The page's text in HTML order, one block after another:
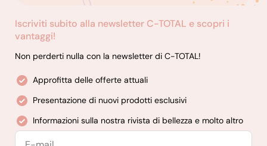
Iscriviti subito alla newsletter C-TOTAL e scopri i
vantaggi!
Non perderti nulla con la newsletter di C-TOTAL!
Approfitta delle offerte attuali
Presentazione di nuovi prodotti esclusivi
Informazioni sulla nostra rivista di bellezza e molto altro
E-